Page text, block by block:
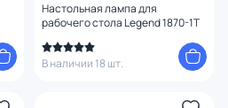
Настольная лампа для
рабочего стола Legend 1870-1T
В наличии 18 шт.